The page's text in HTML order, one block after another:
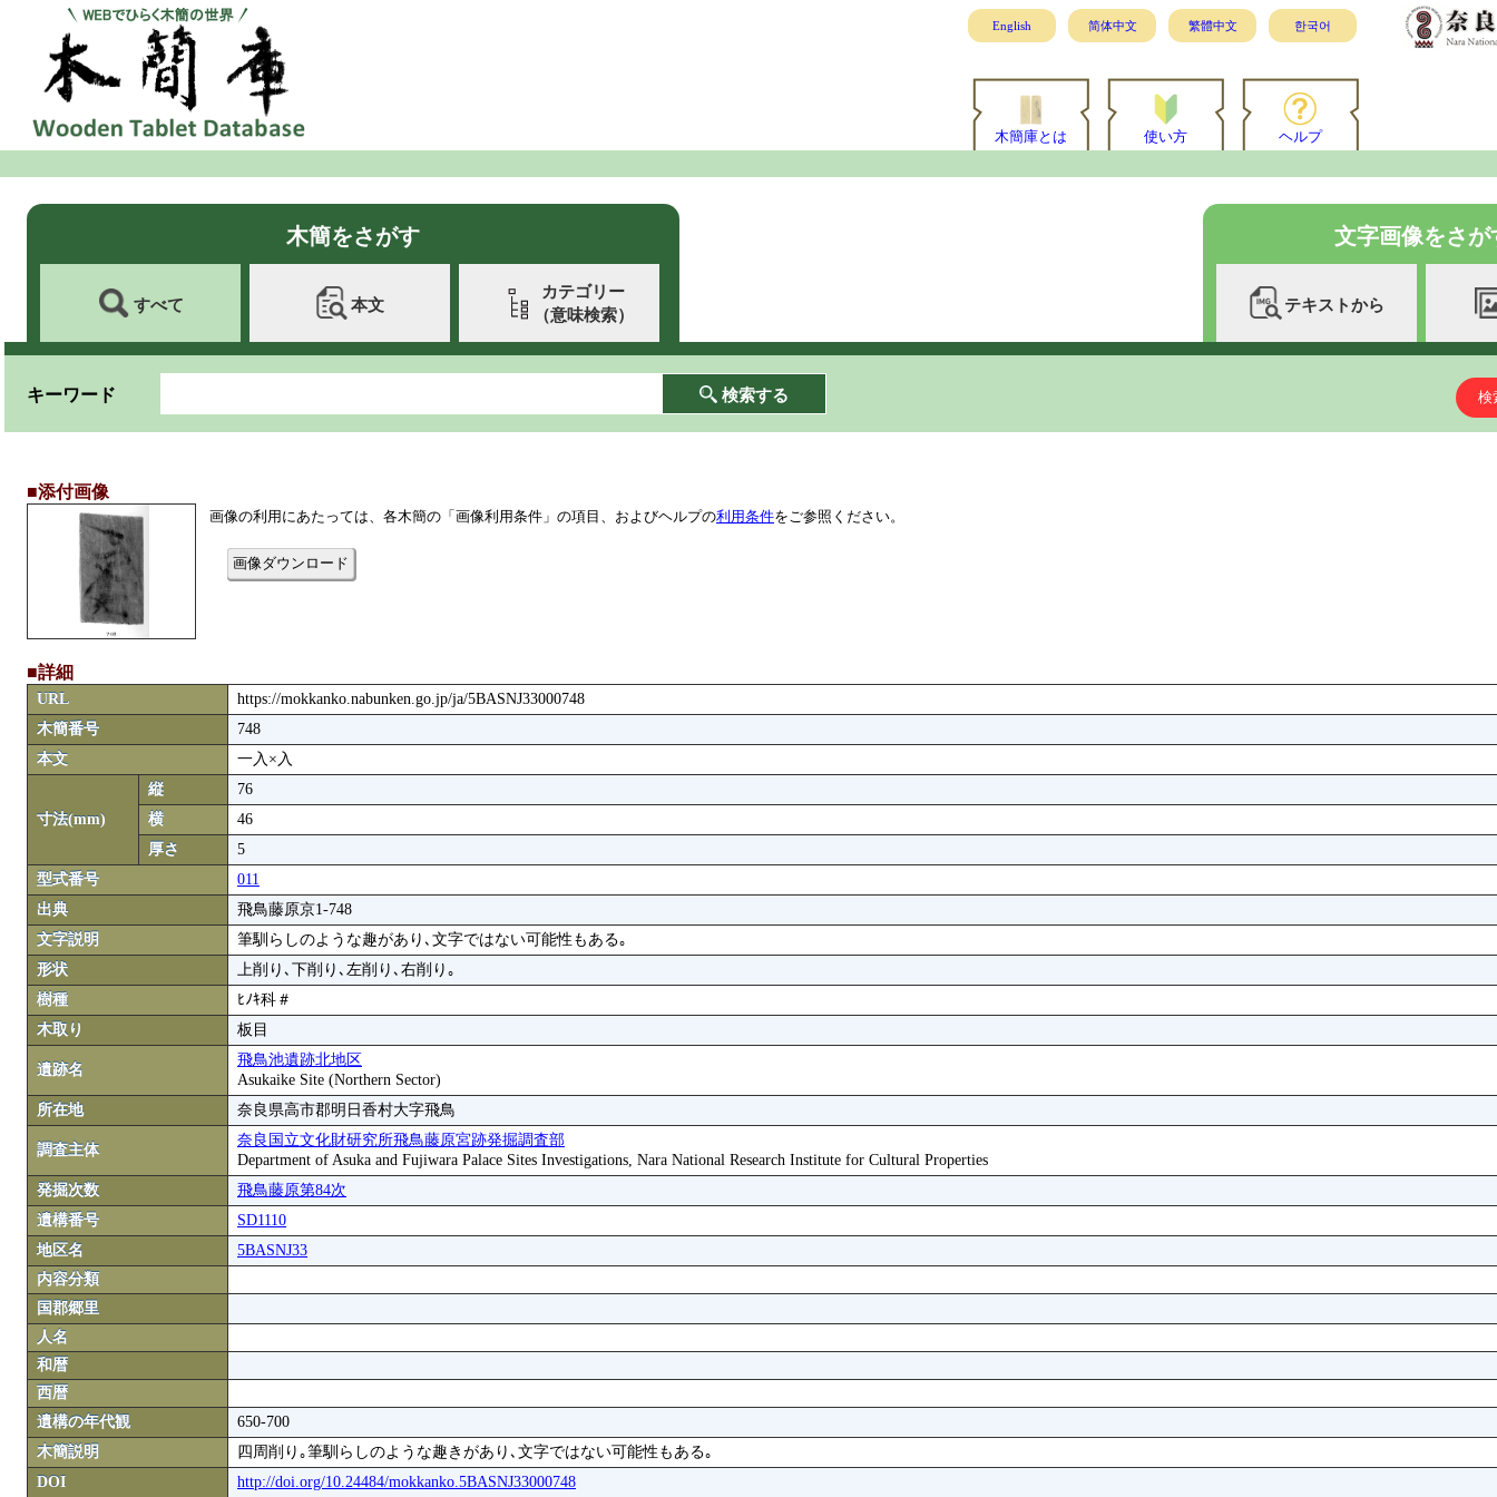
English 简体中文 繁體中文 한국어
木簡庫とは 使い方 ヘルプ
木簡をさがす
すべて 本文
カテゴリー
（意味検索）
文字画像をさが
テキストから
キーワード 検索する 検
■添付画像
画像の利用にあたっては、各木簡の「画像利用条件」の項目、およびヘルプの利用条件をご参照ください。
画像ダウンロード
■詳細
URL
https://mokkanko.nabunken.go.jp/ja/5BASNJ33000748
木簡番号
748
本文
一入×入
寸法(mm)
縦
76
横
46
厚さ
5
型式番号
011
出典
飛鳥藤原京1-748
文字説明
筆馴らしのような趣があり､文字ではない可能性もある｡
形状
上削り､下削り､左削り､右削り｡
樹種
ﾋﾉｷ科＃
木取り
板目
遺跡名
飛鳥池遺跡北地区
Asukaike Site (Northern Sector)
所在地
奈良県高市郡明日香村大字飛鳥
調査主体
奈良国立文化財研究所飛鳥藤原宮跡発掘調査部
Department of Asuka and Fujiwara Palace Sites Investigations, Nara National Research Institute for Cultural Properties
発掘次数
飛鳥藤原第84次
遺構番号
SD1110
地区名
5BASNJ33
内容分類
国郡郷里
人名
和暦
西暦
遺構の年代観
650-700
木簡説明
四周削り｡筆馴らしのような趣きがあり､文字ではない可能性もある｡
DOI
http://doi.org/10.24484/mokkanko.5BASNJ33000748